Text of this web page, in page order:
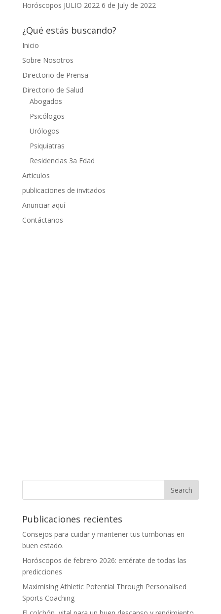
Horóscopos JULIO 2022 6 de July de 2022
¿Qué estás buscando?
Inicio
Sobre Nosotros
Directorio de Prensa
Directorio de Salud
Abogados
Psicólogos
Urólogos
Psiquiatras
Residencias 3a Edad
Articulos
publicaciones de invitados
Anunciar aquí
Contáctanos
Publicaciones recientes
Consejos para cuidar y mantener tus tumbonas en
buen estado.
Horóscopos de febrero 2026: entérate de todas las
predicciones
Maximising Athletic Potential Through Personalised
Sports Coaching